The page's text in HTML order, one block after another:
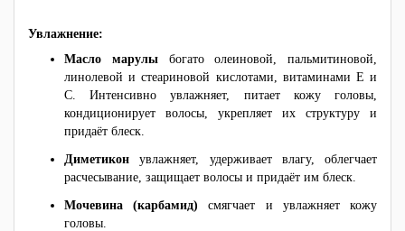
Увлажнение:
Масло марулы
богато олеиновой, пальмитиновой,
линолевой и стеариновой кислотами, витаминами Е и
С. Интенсивно увлажняет, питает кожу головы,
кондиционирует волосы, укрепляет их структуру и
придаёт блеск.
Диметикон
увлажняет, удерживает влагу, облегчает
расчесывание, защищает волосы и придаёт им блеск.
Мочевина (карбамид)
смягчает и увлажняет кожу
головы.